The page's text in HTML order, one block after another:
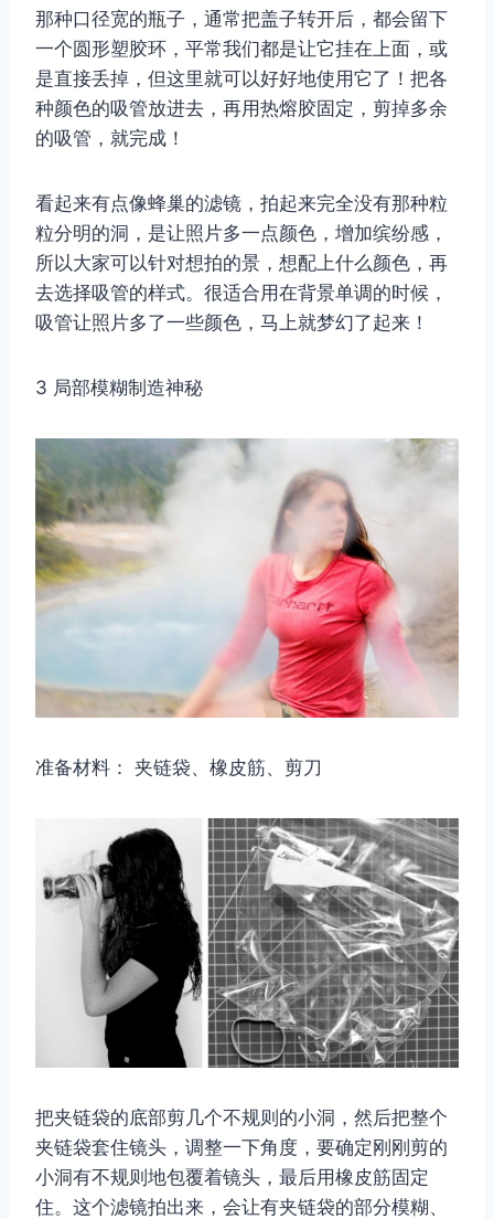
那种口径宽的瓶子，通常把盖子转开后，都会留下
一个圆形塑胶环，平常我们都是让它挂在上面，或
是直接丢掉，但这里就可以好好地使用它了！把各
种颜色的吸管放进去，再用热熔胶固定，剪掉多余
的吸管，就完成！
看起来有点像蜂巢的滤镜，拍起来完全没有那种粒
粒分明的洞，是让照片多一点颜色，增加缤纷感，
所以大家可以针对想拍的景，想配上什么颜色，再
去选择吸管的样式。很适合用在背景单调的时候，
吸管让照片多了一些颜色，马上就梦幻了起来！
3 局部模糊制造神秘
准备材料： 夹链袋、橡皮筋、剪刀
把夹链袋的底部剪几个不规则的小洞，然后把整个
夹链袋套住镜头，调整一下角度，要确定刚刚剪的
小洞有不规则地包覆着镜头，最后用橡皮筋固定
住。这个滤镜拍出来，会让有夹链袋的部分模糊、